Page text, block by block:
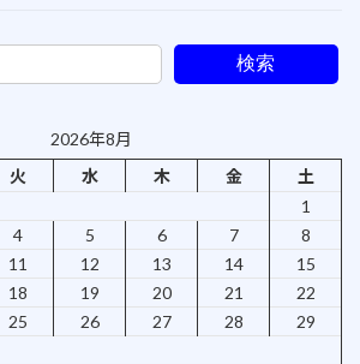
検索
2026年8月
火 水 木 金
土
1
4 5 6 7
8
11 12 13 14
15
18 19 20 21
22
25 26 27 28
29